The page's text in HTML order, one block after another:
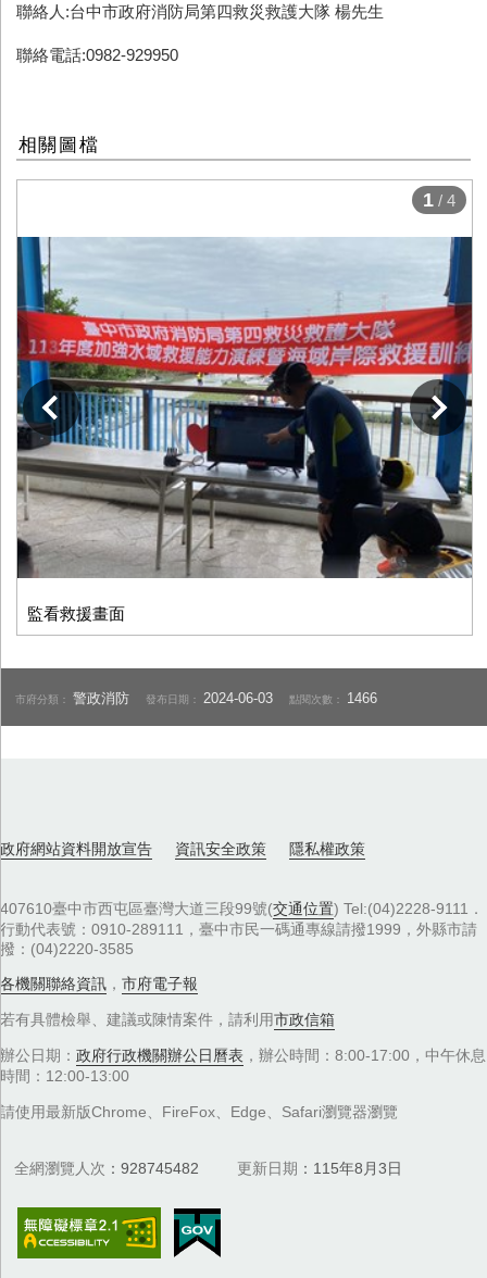
聯絡人:台中市政府消防局第四救災救護大隊 楊先生
聯絡電話:0982-929950
相關圖檔
監看救援畫面
下一張
1 / 4
市府分類：警政消防 發布日期： 2024-06-03 點閱次數： 1466
政府網站資料開放宣告 資訊安全政策 隱私權政策
407610臺中市西屯區臺灣大道三段99號(交通位置) Tel:(04)2228-9111．
行動代表號：0910-289111，臺中市民一碼通專線請撥1999，外縣市請
撥：(04)2220-3585
各機關聯絡資訊 ， 市府電子報
若有具體檢舉、建議或陳情案件，請利用市政信箱
辦公日期： 政府行政機關辦公日曆表 ，辦公時間：8:00-17:00，中午休息
時間：12:00-13:00
請使用最新版Chrome、FireFox、Edge、Safari瀏覽器瀏覽
全網瀏覽人次 928745482 更新日期 115年8月3日